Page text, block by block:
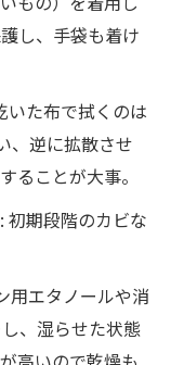
し、手袋も着け
いた布で拭くのは
、逆に拡散させ
ることが大事。
: 初期段階のカビな
用エタノールや消
、湿らせた状態